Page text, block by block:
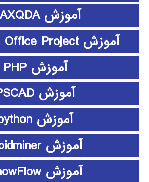
آموزش MAXQDA
آموزش Microsoft Office Project
آموزش PHP
آموزش PSCAD
آموزش python
آموزش rapidminer
آموزش ShowFlow